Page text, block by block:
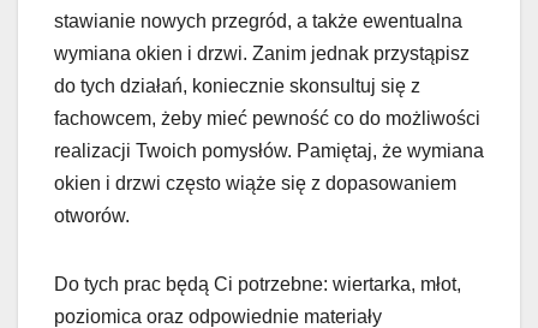
stawianie nowych przegród, a także ewentualna
wymiana okien i drzwi. Zanim jednak przystąpisz
do tych działań, koniecznie skonsultuj się z
fachowcem, żeby mieć pewność co do możliwości
realizacji Twoich pomysłów. Pamiętaj, że wymiana
okien i drzwi często wiąże się z dopasowaniem
otworów.
Do tych prac będą Ci potrzebne: wiertarka, młot,
poziomica oraz odpowiednie materiały